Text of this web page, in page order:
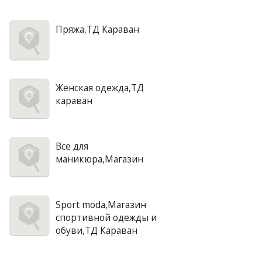
Пряжа,ТД Караван
Женская одежда,ТД
караван
Все для
маникюра,Магазин
Sport moda,Магазин
спортивной одежды и
обуви,ТД Караван